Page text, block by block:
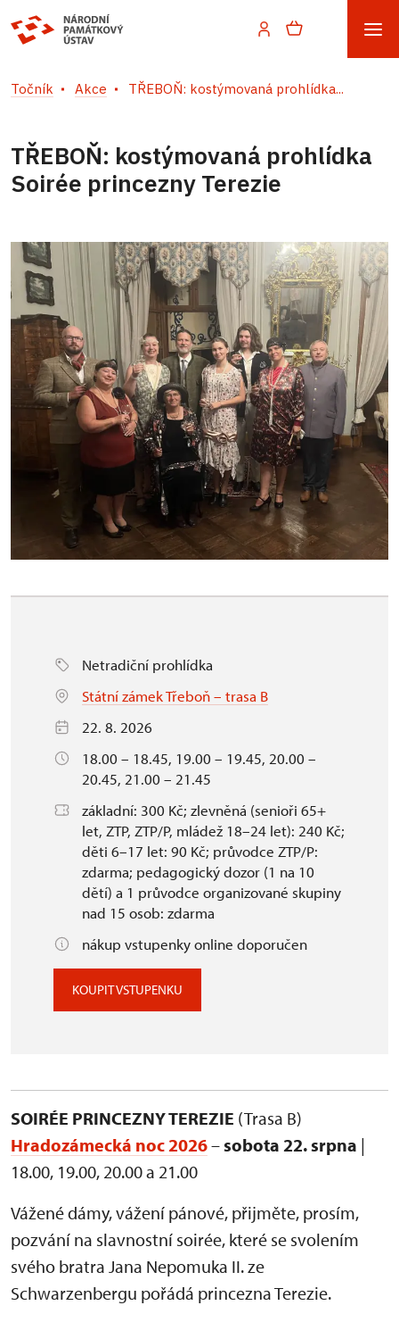
Točník Akce TŘEBOŇ: kostýmovaná prohlídka...
TŘEBOŇ: kostýmovaná prohlídka
Soirée princezny Terezie
Netradiční prohlídka
Státní zámek Třeboň – trasa B
22. 8. 2026
18.00 – 18.45, 19.00 – 19.45, 20.00 –
20.45, 21.00 – 21.45
základní: 300 Kč; zlevněná (senioři 65+
let, ZTP, ZTP/P, mládež 18–24 let): 240 Kč;
děti 6–17 let: 90 Kč; průvodce ZTP/P:
zdarma; pedagogický dozor (1 na 10
dětí) a 1 průvodce organizované skupiny
nad 15 osob: zdarma
nákup vstupenky online doporučen
KOUPIT VSTUPENKU
SOIRÉE PRINCEZNY TEREZIE (Trasa B)
Hradozámecká noc 2026–sobota 22. srpna |
18.00, 19.00, 20.00 a 21.00
Vážené dámy, vážení pánové, přijměte, prosím,
pozvání na slavnostní soirée, které se svolením
svého bratra Jana Nepomuka II. ze
Schwarzenbergu pořádá princezna Terezie.